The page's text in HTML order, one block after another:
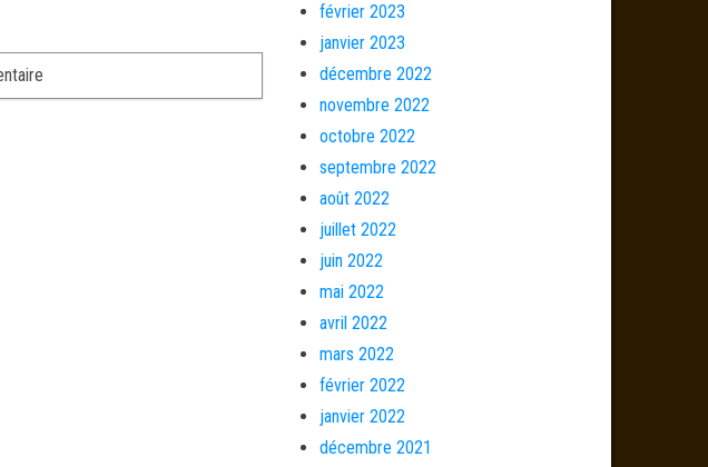
février 2023
janvier 2023
décembre 2022
novembre 2022
octobre 2022
septembre 2022
août 2022
juillet 2022
juin 2022
mai 2022
avril 2022
mars 2022
février 2022
janvier 2022
décembre 2021